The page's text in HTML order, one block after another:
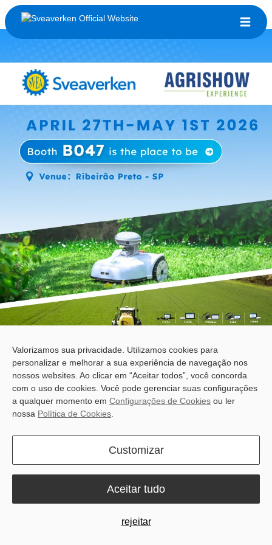
Meet Sveaverken at Borgeby
Fältdagar 2026
Valorizamos sua privacidade. Utilizamos cookies para
personalizar e melhorar a sua experiência de navegação nos
nossos websites. Ao clicar em “Aceitar todos”, você concorda
com o uso de cookies. Você pode gerenciar suas configurações
a qualquer momento em Configurações de Cookies ou ler
nossa Política de Cookies
Customizar
rejeitar
Aceitar tudo